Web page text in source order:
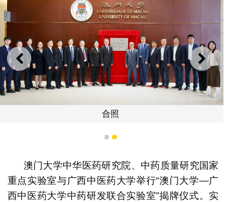
上一则 下一
合照
1 2
澳门大学中华医药研究院、中药质量研究国家
重点实验室与广西中医药大学举行“澳门大学—广
西中医药大学中药研发联合实验室”揭牌仪式。实